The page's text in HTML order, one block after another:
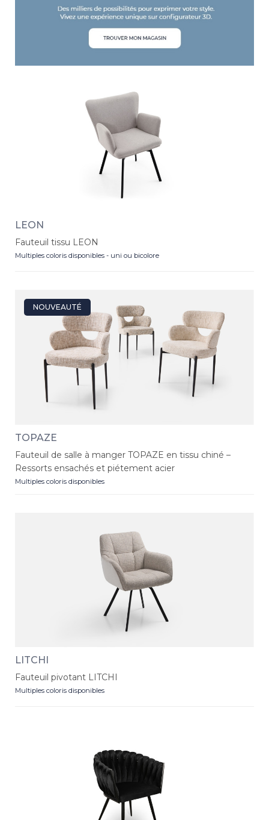
LEON
Fauteuil tissu LEON
Multiples coloris disponibles - uni ou bicolore
NOUVEAUTÉ
TOPAZE
Fauteuil de salle à manger TOPAZE en tissu chiné –
Ressorts ensachés et piétement acier
Multiples coloris disponibles
LITCHI
Fauteuil pivotant LITCHI
Multiples coloris disponibles